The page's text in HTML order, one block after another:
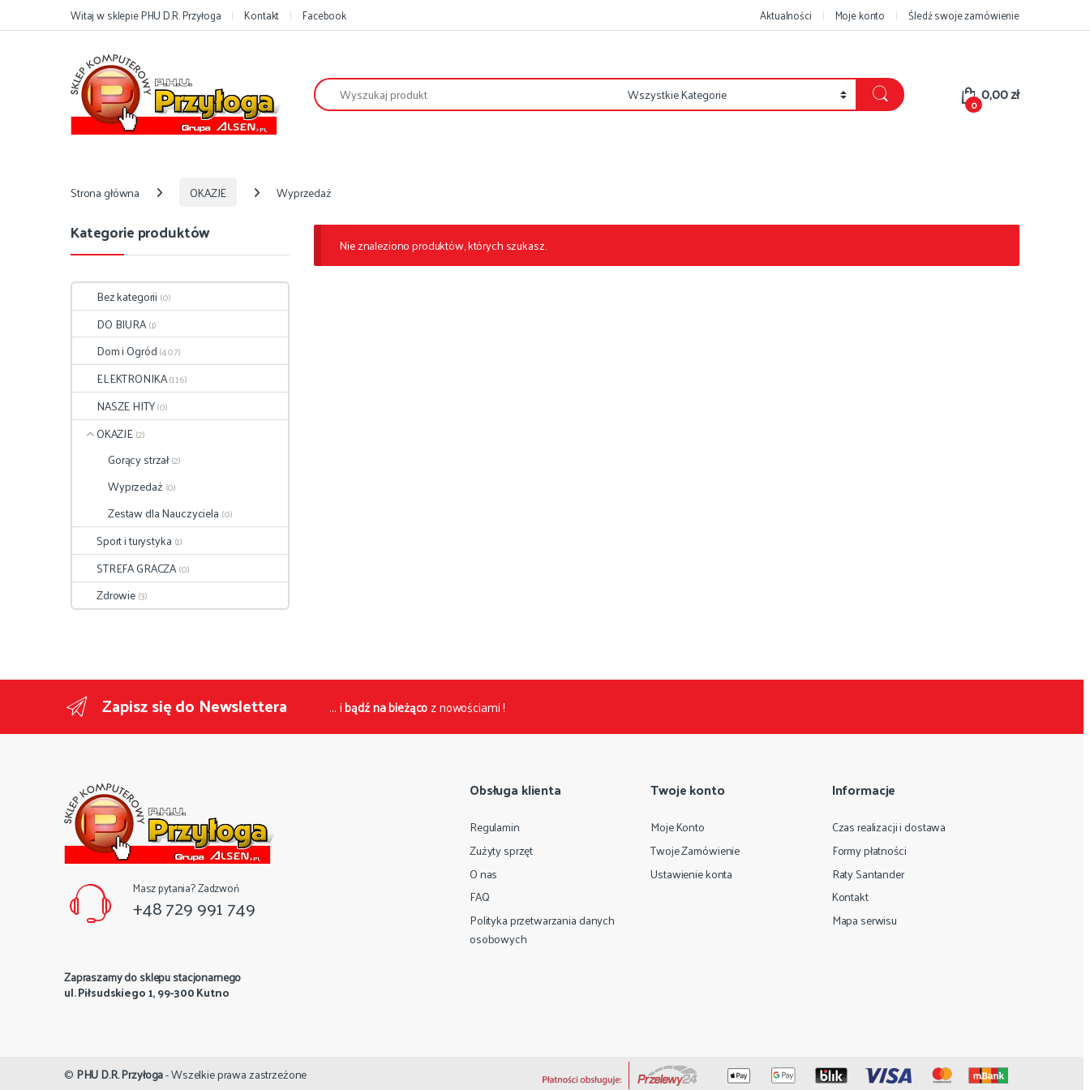
Przejdź do nawigacji
Przejdź do treściWitaj w sklepie PHU D.R. Przyłoga Kontakt Facebook Aktualności Moje konto Śledź swoje zamówienie
Szukaj:
0 0,00zł
Strona główna OKAZJE Wyprzedaż
Nie znaleziono produktów, których szukasz.
Kategorie produktów
Bez kategorii (0)
DO BIURA(1)
Dom i Ogród(407)
ELEKTRONIKA(116)
NASZE HITY(0)
OKAZJE(2)
Gorący strzał(2)
Wyprzedaż (0)
Zestaw dla Nauczyciela (0)
Sport i turystyka (1)
STREFA GRACZA(0)
Zdrowie(3)
Zapisz się do Newslettera ... ibądź na bieżącoz nowościami !
Masz pytania? Zadzwoń
+48 729 991 749
Zapraszamy do sklepu stacjonarnego
ul. Piłsudskiego 1, 99-300 Kutno
Obsługa klienta
Regulamin
Zużyty sprzęt
O nas
FAQ
Polityka przetwarzania danych
osobowych
Twoje konto
Moje Konto
Twoje Zamówienie
Ustawienie konta
Informacje
Czas realizacji i dostawa
Formy płatności
Raty Santander
Kontakt
Mapa serwisu
© PHU D.R. Przyłoga- Wszelkie prawa zastrzeżone